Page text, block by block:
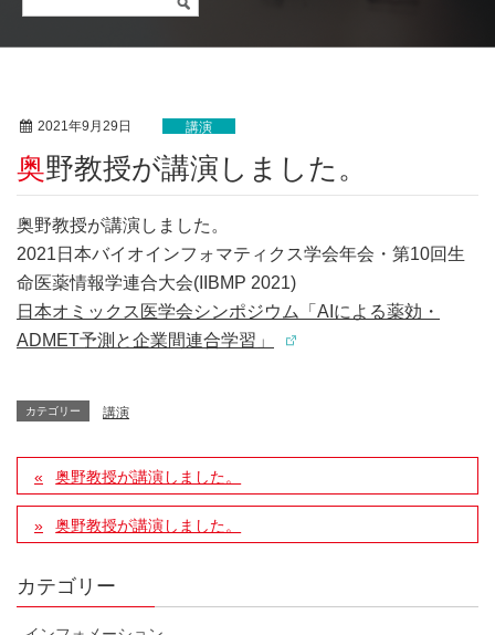
2021年9月29日 講演
奥野教授が講演しました。
奥野教授が講演しました。
2021日本バイオインフォマティクス学会年会・第10回生
命医薬情報学連合大会(IIBMP 2021)
日本オミックス医学会シンポジウム「AIによる薬効・
ADMET予測と企業間連合学習」
カテゴリー 講演
奥野教授が講演しました。
奥野教授が講演しました。
カテゴリー